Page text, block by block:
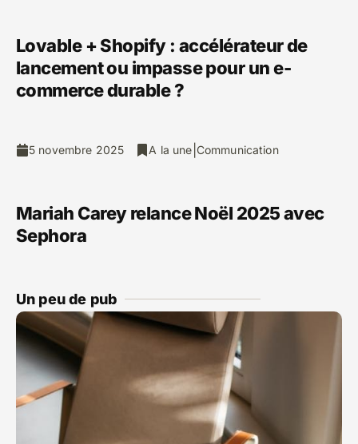
Lovable + Shopify : accélérateur de
lancement ou impasse pour un e-
commerce durable ?
5 novembre 2025 A la une Communication
Mariah Carey relance Noël 2025 avec
Sephora
Un peu de pub